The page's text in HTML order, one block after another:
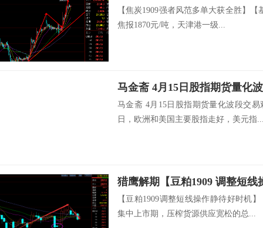
【焦炭1909强者风范多单大获全胜】
焦报1870元/吨，天津港一级...
马金斋 4月15日股指期货量化
马金斋 4月15日股指期货量化波段交
日，欧洲和美国主要股指走好，美元指
猎鹰解期【豆粕1909 调整短线
【豆粕1909调整短线操作静待好时机
集中上市期，压榨货源供应宽松的总...